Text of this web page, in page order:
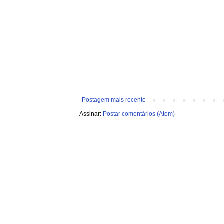
Postagem mais recente
Assinar: Postar comentários (Atom)